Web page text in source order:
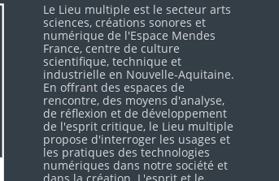
Le Lieu multiple est le secteur arts
sciences, créations sonores et
numérique de l'Espace Mendes
France, centre de culture
scientifique, technique et
industrielle en Nouvelle-Aquitaine.
En offrant des espaces de
rencontre, des moyens d'analyse,
de réflexion et de développement
de l'esprit critique, le Lieu multiple
propose d'interroger les usages et
les pratiques des technologies
numériques dans notre société et